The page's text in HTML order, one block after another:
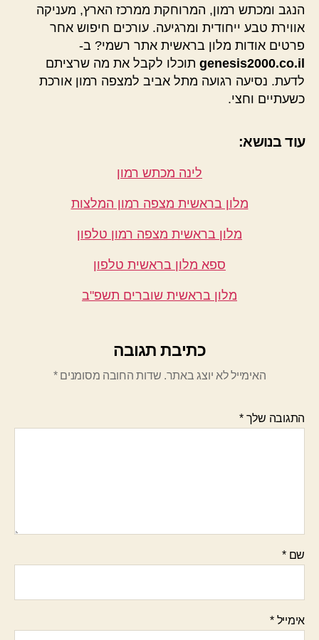
הנגב ומכתש רמון, המרוחקת ממרכז הארץ, מעניקה
אווירת טבע ייחודית ומרגיעה. עורכים חיפוש אחר
פרטים אודות מלון בראשית אתר רשמי? ב-
genesis2000.co.il תוכלו לקבל את מה שרציתם
לדעת. נסיעה רגועה מתל אביב למצפה רמון אורכת
כשעתיים וחצי.
עוד בנושא:
לינה מכתש רמון
מלון בראשית מצפה רמון המלצות
מלון בראשית מצפה רמון טלפון
ספא מלון בראשית טלפון
מלון בראשית שוברים תשפ"ב
כתיבת תגובה
האימייל לא יוצג באתר. שדות החובה מסומנים*
התגובה שלך*
שם*
אימייל*